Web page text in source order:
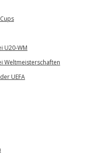
U20-WM
Weltmeisterschaften
UEFA